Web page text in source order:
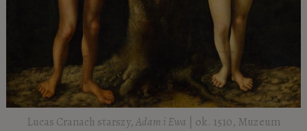
Lucas Cranach starszy,Adam i Ewa | ok. 1510, Muzeum